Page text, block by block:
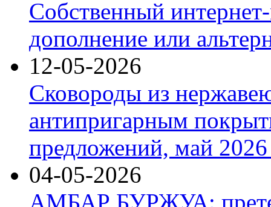
Собственный
дополнение или
12-05-2026
Сковороды из
антипригарным
предложений, май 2026
04-05-2026